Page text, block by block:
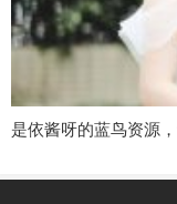
是依酱呀的蓝鸟资源